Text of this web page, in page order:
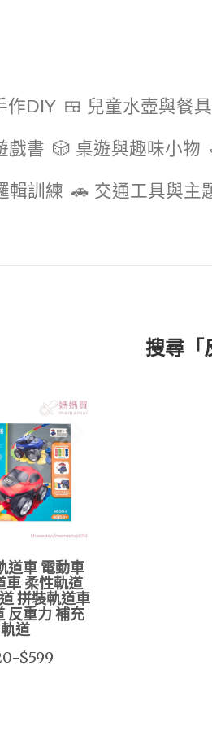
作DIY 🍱 兒童水壺與餐
戲書 🎲 桌遊與趣味小物
輯訓練 🚗 交通工具與主
搜尋「
道車 電動車
車 柔性軌道
拼裝軌道車
反重力 補充
軌道
$599